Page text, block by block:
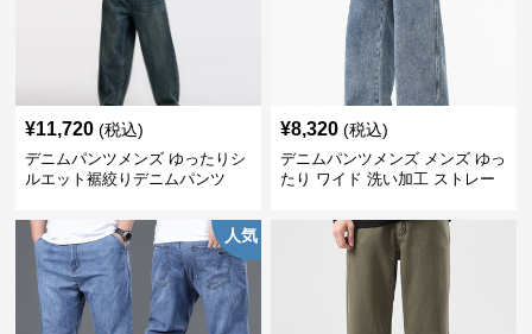
¥11,720 (税込)
デニムパンツメンズ ゆったりシ
ルエット裾絞りデニムパンツ
¥8,320 (税込)
デニムパンツメンズ メンズ ゆっ
たり ワイド 洗い加工 ストレー
人気